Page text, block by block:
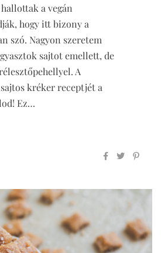
a vegán
hogy itt bizony a
szó. Nagyon szeretem
sajtot emellett, de
A
kréker receptjét a
Ez…